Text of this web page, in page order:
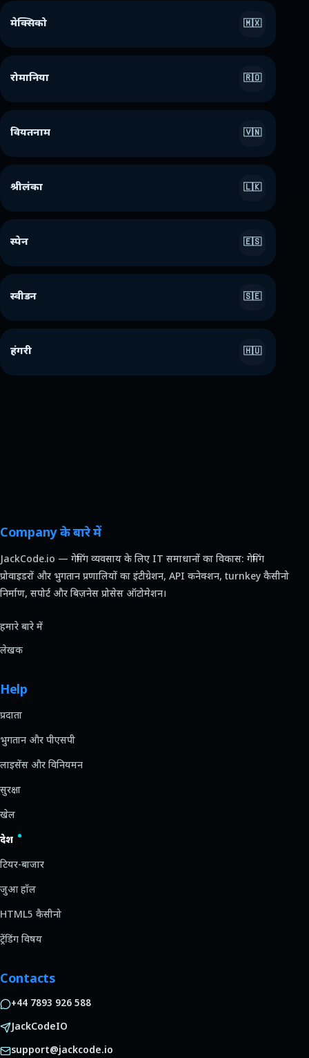
मेक्सिको 🇲🇽
रोमानिया 🇷🇴
वियतनाम 🇻🇳
श्रीलंका 🇱🇰
स्पेन 🇪🇸
स्वीडन 🇸🇪
हंगरी 🇭🇺
Company के बारे में
JackCode.io — गेमिंग व्यवसाय के लिए IT समाधानों का विकास: गेमिंग
प्रोवाइडरों और भुगतान प्रणालियों का इंटीग्रेशन, API कनेक्शन, turnkey कैसीनो
निर्माण, सपोर्ट और बिज़नेस प्रोसेस ऑटोमेशन।
हमारे बारे में
लेखक
Help
प्रदाता
भुगतान और पीएसपी
लाइसेंस और विनियमन
सुरक्षा
खेल
देश
टियर-बाजार
जुआ हॉल
HTML5 कैसीनो
ट्रेंडिंग विषय
Contacts
+44 7893 926 588
JackCodeIO
support@jackcode.io